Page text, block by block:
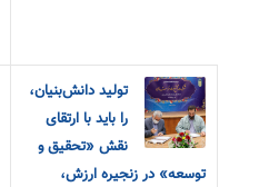
تولید دانش‌بنیان،
را باید با ارتقای
نقش «تحقیق و‌
توسعه» در زنجیره ارزش،